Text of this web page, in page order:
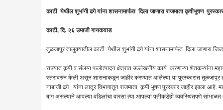
काटी येथील शुभांगी ढगे यांना शासनामार्फत दिला जाणारा राजमाता कृषीभूषण
काटी, दि. २६ उमाजी गायकवाड
तुळजापूर तालुक्यातील काटी येथील शुभांगी ढगे यांना शासनामार्फत दिला जाणारा
राज्यात कृषी व संलग्न फलोत्पादन क्षेत्रात उल्लेखनीय कार्य करणाऱ्या शेतकऱ्यांना
स्तरावरुन केली असून शासनाकडून जाहीर करण्यात आलेल्या या पुरस्कारात तुळजापूर
नाबाजी ढगे यांना लातूर विभागातून राजमाता कृषी भूषण पुरस्कार जाहीर झाला आहे.
बाग असल्याने आपल्या वडिलांचा वारसा त्या आपल्या पतीकडेही व्यवस्थितपणे